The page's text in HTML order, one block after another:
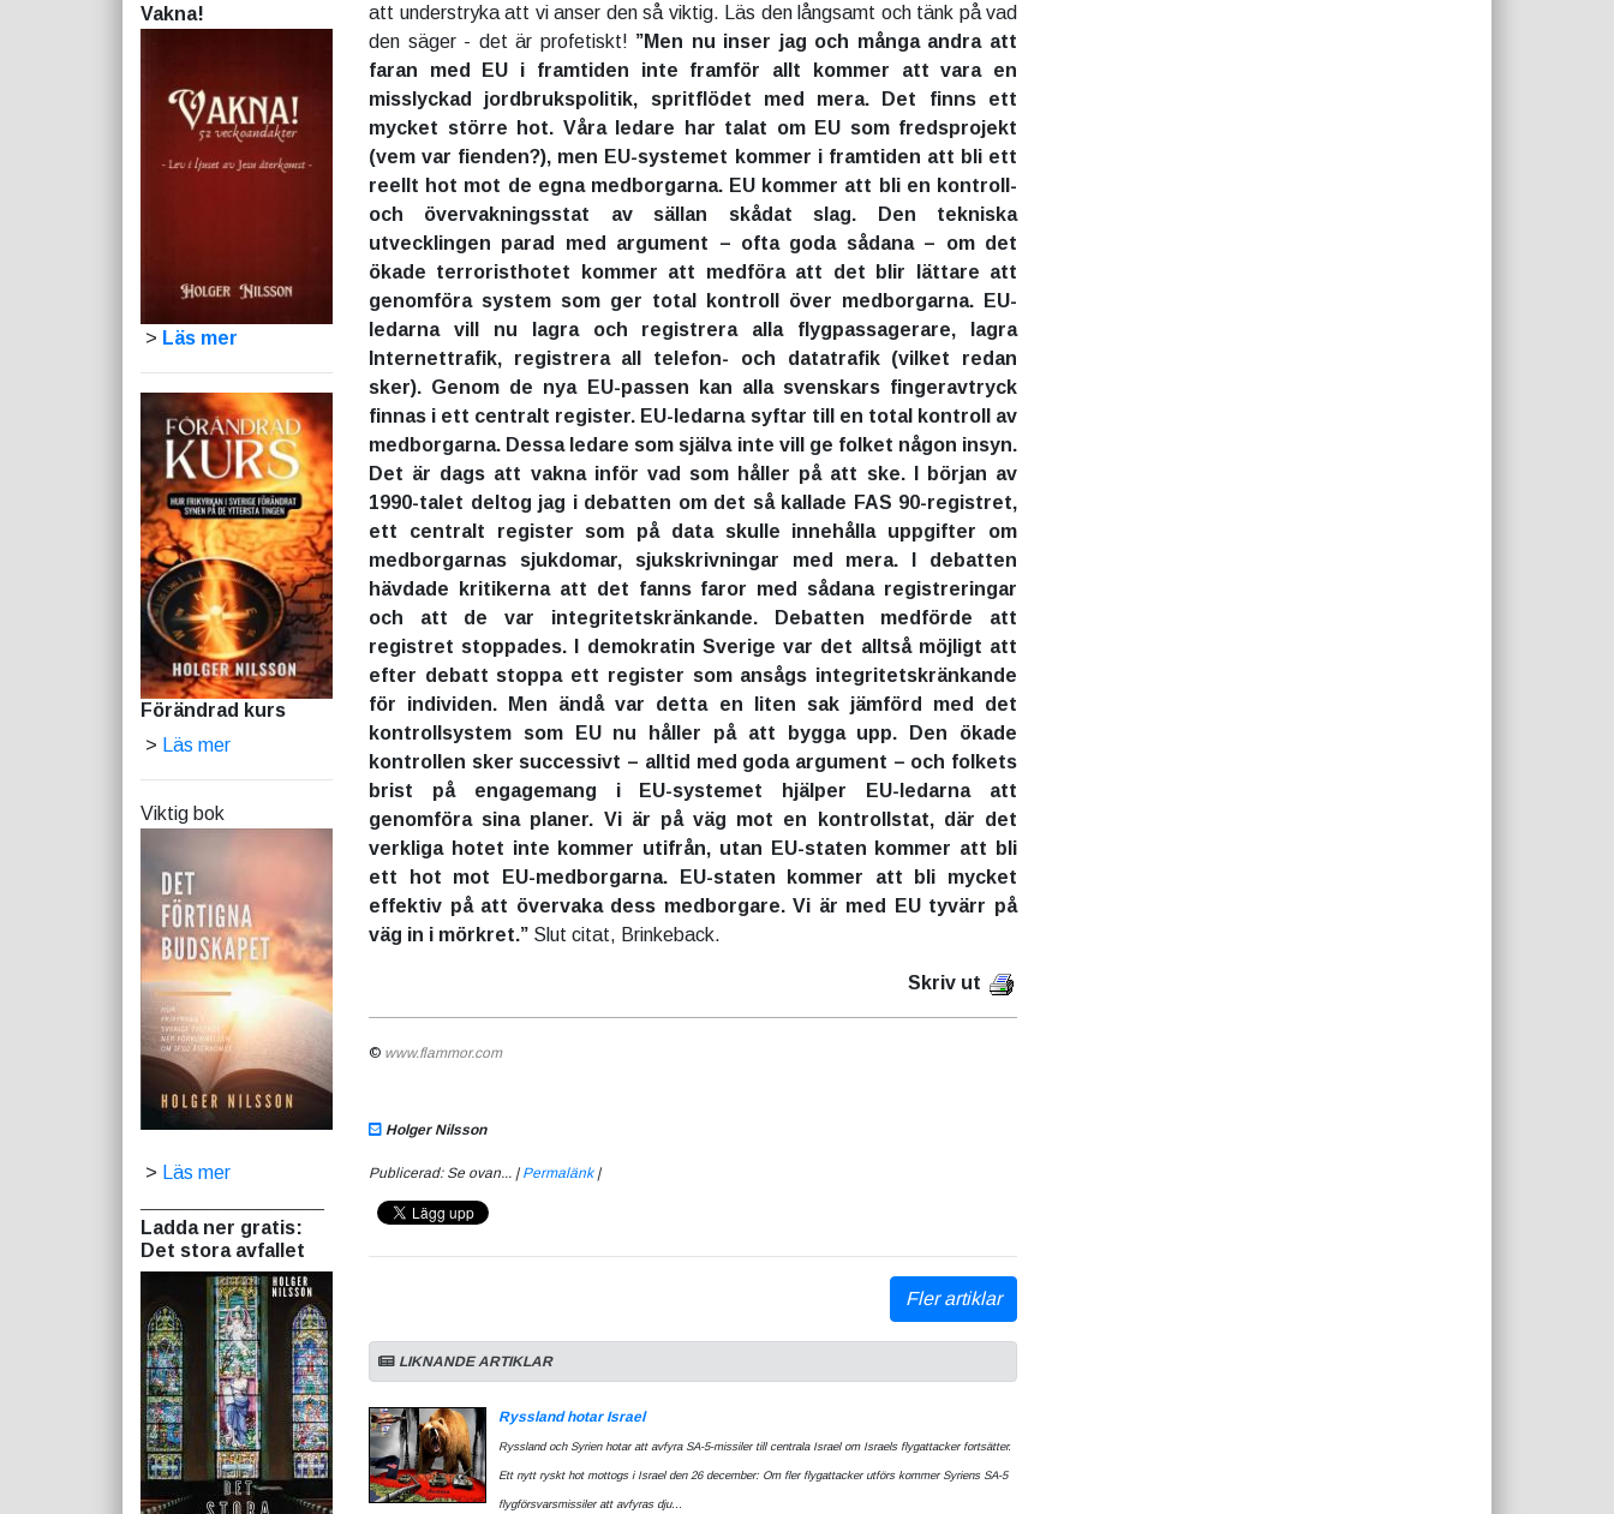
Vakna!
> Läs mer
Förändrad kurs
> Läs mer
Viktig bok
> Läs mer
Ladda ner gratis:
Det stora avfallet
att understryka att vi anser den så viktig. Läs den långsamt och tänk på vad
den säger - det är profetiskt! ”Men nu inser jag och många andra att
faran med EU i framtiden inte framför allt kommer att vara en
misslyckad jordbrukspolitik, spritflödet med mera. Det finns ett
mycket större hot. Våra ledare har talat om EU som fredsprojekt
(vem var fienden?), men EU-systemet kommer i framtiden att bli ett
reellt hot mot de egna medborgarna. EU kommer att bli en kontroll-
och övervakningsstat av sällan skådat slag. Den tekniska
utvecklingen parad med argument – ofta goda sådana – om det
ökade terroristhotet kommer att medföra att det blir lättare att
genomföra system som ger total kontroll över medborgarna. EU-
ledarna vill nu lagra och registrera alla flygpassagerare, lagra
Internettrafik, registrera all telefon- och datatrafik (vilket redan
sker). Genom de nya EU-passen kan alla svenskars fingeravtryck
finnas i ett centralt register. EU-ledarna syftar till en total kontroll av
medborgarna. Dessa ledare som själva inte vill ge folket någon insyn.
Det är dags att vakna inför vad som håller på att ske. I början av
1990-talet deltog jag i debatten om det så kallade FAS 90-registret,
ett centralt register som på data skulle innehålla uppgifter om
medborgarnas sjukdomar, sjukskrivningar med mera. I debatten
hävdade kritikerna att det fanns faror med sådana registreringar
och att de var integritetskränkande. Debatten medförde att
registret stoppades. I demokratin Sverige var det alltså möjligt att
efter debatt stoppa ett register som ansågs integritetskränkande
för individen. Men ändå var detta en liten sak jämförd med det
kontrollsystem som EU nu håller på att bygga upp. Den ökade
kontrollen sker successivt – alltid med goda argument – och folkets
brist på engagemang i EU-systemet hjälper EU-ledarna att
genomföra sina planer. Vi är på väg mot en kontrollstat, där det
verkliga hotet inte kommer utifrån, utan EU-staten kommer att bli
ett hot mot EU-medborgarna. EU-staten kommer att bli mycket
effektiv på att övervaka dess medborgare. Vi är med EU tyvärr på
väg in i mörkret.” Slut citat, Brinkeback.
Skriv ut
© www.flammor.com
Holger Nilsson
Publicerad: Se ovan... | Permalänk|
Fler artiklar
LIKNANDE ARTIKLAR
Ryssland hotar Israel
Ryssland och Syrien hotar att avfyra SA-5-missiler till centrala Israel om Israels flygattacker fortsätter.
Ett nytt ryskt hot mottogs i Israel den 26 december: Om fler flygattacker utförs kommer Syriens SA-5
flygförsvarsmissiler att avfyras dju...